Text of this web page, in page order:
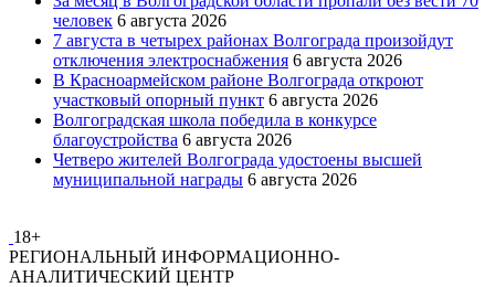
человек 6 августа 2026
7 августа в четырех районах Волгограда произойдут
отключения электроснабжения 6 августа 2026
В Красноармейском районе Волгограда откроют
участковый опорный пункт 6 августа 2026
Волгоградская школа победила в конкурсе
благоустройства 6 августа 2026
Четверо жителей Волгограда удостоены высшей
муниципальной награды 6 августа 2026
18+
РЕГИОНАЛЬНЫЙ ИНФОРМАЦИОННО-
АНАЛИТИЧЕСКИЙ ЦЕНТР